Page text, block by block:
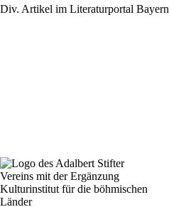
Div. Artikel im Literaturportal Bayern